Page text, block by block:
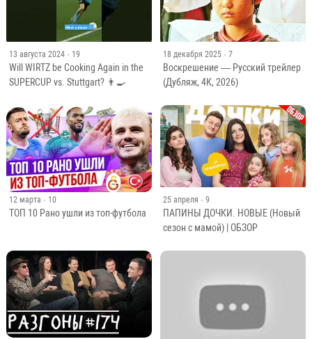
Will WIRTZ be Cooking Again in the
SUPERCUP vs. Stuttgart? 👨‍🍳
18 декабря 2025 · 7
Воскрешение — Русский трейлер
(Дубляж, 4К, 2026)
12 марта · 10
ТОП 10 Рано ушли из топ-футбола
25 апреля · 9